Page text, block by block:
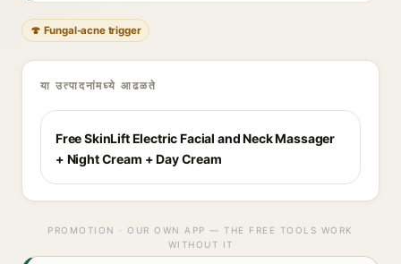
🍄 Fungal-acne trigger
या उत्पादनांमध्ये आढळते
Free SkinLift Electric Facial and Neck Massager
+ Night Cream + Day Cream
PROMOTION · OUR OWN APP — THE FREE TOOLS WORK
WITHOUT IT